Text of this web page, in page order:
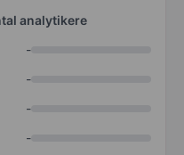
analytikere
-
-
-
-